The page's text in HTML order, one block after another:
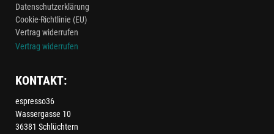
Datenschutzerklärung
Cookie-Richtlinie (EU)
Vertrag widerrufen
Vertrag widerrufen
KONTAKT:
espresso36
Wassergasse 10
36381 Schlüchtern